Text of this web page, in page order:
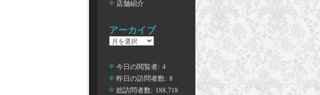
店舗紹介
アーカイブ
ア
カ
イ
ブ
今日の閲覧者: 4
昨日の訪問者数: 8
総訪問者数: 188,718